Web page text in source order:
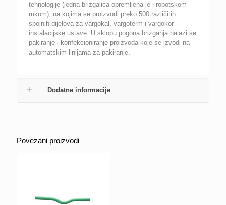
tehnologije (jedna brizgalica opremljena je i robotskom
rukom), na kojima se proizvodi preko 500 različitih
spojnih dijelova za vargokal, vargoterm i vargokor
instalacijske ustave. U sklopu pogona brizganja nalazi se
pakiranje i konfekcioniranje proizvoda koje se izvodi na
automatskim linijama za pakiranje.
Dodatne informacije
Povezani proizvodi